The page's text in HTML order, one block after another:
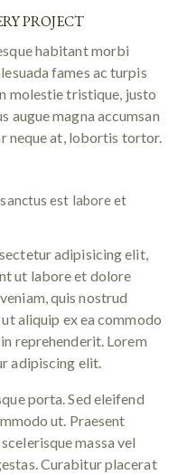
PROJECT
habitant morbi
fames ac turpis
molestie tristique, justo
augue magna accumsan
neque at, lobortis tortor.
est labore et
adipisicing elit,
ut labore et dolore
quis nostrud
aliquip ex ea commodo
reprehenderit. Lorem
adipiscing elit.
porta. Sed eleifend
ut. Praesent
massa vel
Curabitur placerat